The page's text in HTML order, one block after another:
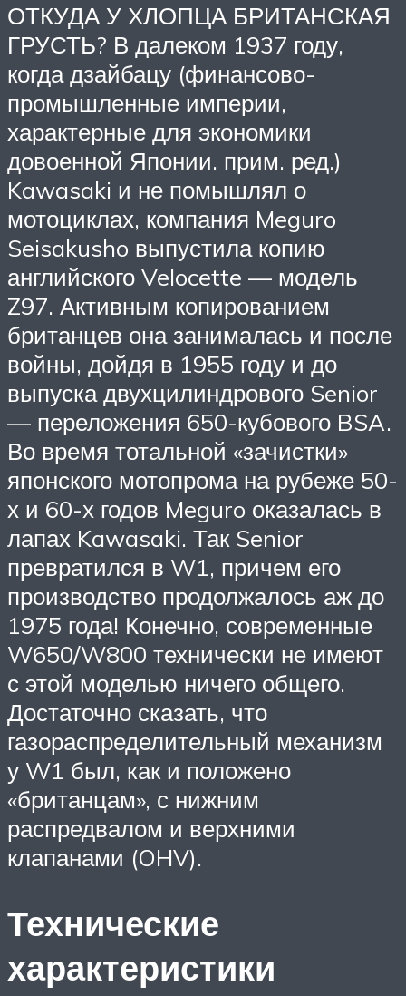
ОТКУДА У ХЛОПЦА БРИТАНСКАЯ
ГРУСТЬ? В далеком 1937 году,
когда дзайбацу (финансово-
промышленные империи,
характерные для экономики
довоенной Японии. прим. ред.)
Kawasaki и не помышлял о
мотоциклах, компания Meguro
Seisakusho выпустила копию
английского Velocette — модель
Z97. Активным копированием
британцев она занималась и после
войны, дойдя в 1955 году и до
выпуска двухцилиндрового Senior
— переложения 650-кубового BSA.
Во время тотальной «зачистки»
японского мотопрома на рубеже 50-
х и 60-х годов Meguro оказалась в
лапах Kawasaki. Так Senior
превратился в W1, причем его
производство продолжалось аж до
1975 года! Конечно, современные
W650/W800 технически не имеют
с этой моделью ничего общего.
Достаточно сказать, что
газораспределительный механизм
у W1 был, как и положено
«британцам», с нижним
распредвалом и верхними
клапанами (OHV).
Технические
характеристики